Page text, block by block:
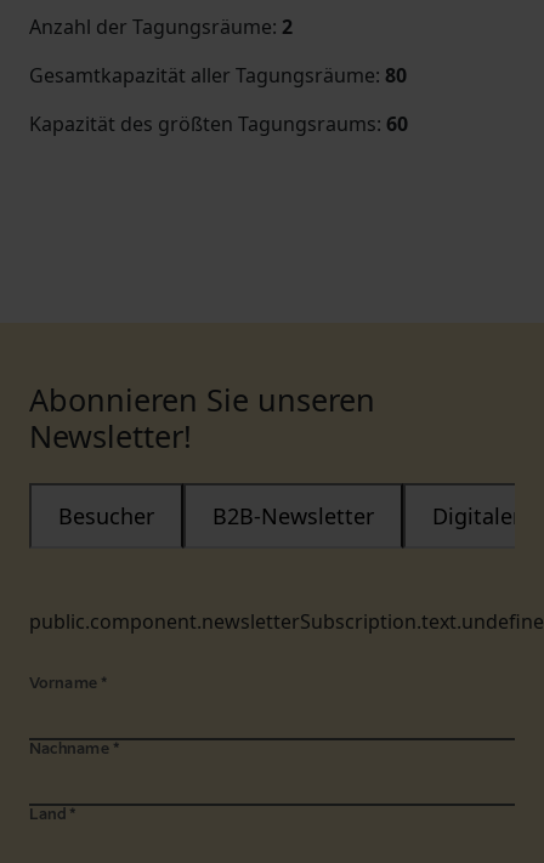
Anzahl der Tagungsräume: 2
Gesamtkapazität aller Tagungsräume: 80
Kapazität des größten Tagungsraums: 60
Abonnieren Sie unseren
Newsletter!
Besucher B2B-Newsletter Digitaler
Vorname *
Nachname *
Land *